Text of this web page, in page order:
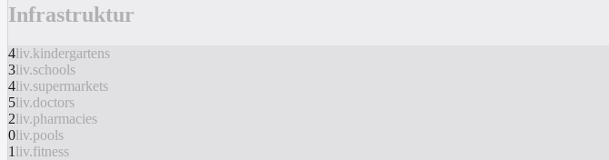
Infrastruktur
4liv.kindergartens
3liv.schools
4liv.supermarkets
5liv.doctors
2liv.pharmacies
0liv.pools
1 liv.fitness